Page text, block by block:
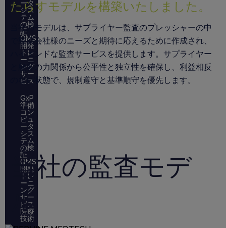
ータ
シス
テム
の検
証
QMS
開発
トレ
ーニ
ング
サー
ビス
GxP
準備
コン
ピュ
ータ
シス
テム
の検
証
QMS
開発
トレ
ーニ
ング
サー
ビス
医療
技術
たらすモデルを構築いたしました。
当社のモデルは、サプライヤー監査のプレッシャーの中
で製薬会社様のニーズと期待に応えるために作成され、
ハイエンドな監査サービスを提供します。サプライヤー
と顧客の力関係から公平性と独立性を確保し、利益相反
のない状態で、規制遵守と基準順守を優先します。
当社の監査モデ
ル